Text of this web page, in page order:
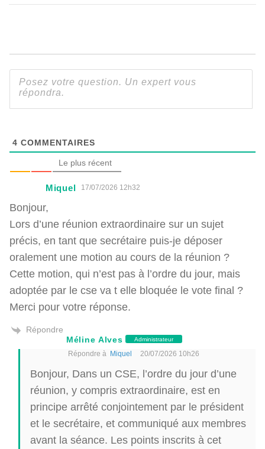
4 COMMENTAIRES
Le plus récent
Miquel 17/07/2026 12h32
Bonjour,
Lors d’une réunion extraordinaire sur un sujet
précis, en tant que secrétaire puis-je déposer
oralement une motion au cours de la réunion ?
Cette motion, qui n’est pas à l’ordre du jour, mais
adoptée par le cse va t elle bloquée le vote final ?
Merci pour votre réponse.
Répondre
Méline Alves
Administrateur
Répondre à Miquel 20/07/2026 10h26
Bonjour, Dans un CSE, l’ordre du jour d’une
réunion, y compris extraordinaire, est en
principe arrêté conjointement par le président
et le secrétaire, et communiqué aux membres
avant la séance. Les points inscrits à cet